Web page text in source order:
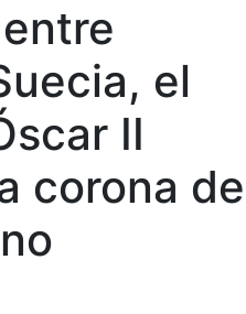
el
II
corona de